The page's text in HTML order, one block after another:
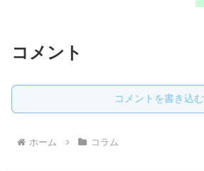
コメント
コメントを書き込む
ホーム コラム